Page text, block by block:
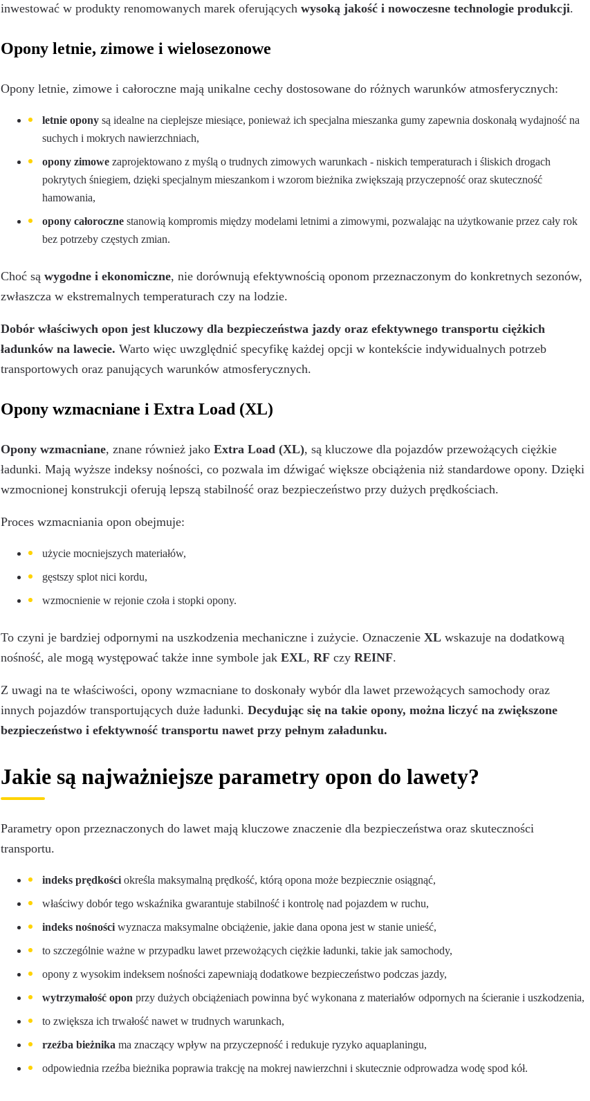
inwestować w produkty renomowanych marek oferujących wysoką jakość i nowoczesne technologie produkcji.
Opony letnie, zimowe i wielosezonowe
Opony letnie, zimowe i całoroczne mają unikalne cechy dostosowane do różnych warunków atmosferycznych:
letnie opony są idealne na cieplejsze miesiące, ponieważ ich specjalna mieszanka gumy zapewnia doskonałą wydajność na
suchych i mokrych nawierzchniach,
opony zimowe zaprojektowano z myślą o trudnych zimowych warunkach - niskich temperaturach i śliskich drogach
pokrytych śniegiem, dzięki specjalnym mieszankom i wzorom bieżnika zwiększają przyczepność oraz skuteczność
hamowania,
opony całoroczne stanowią kompromis między modelami letnimi a zimowymi, pozwalając na użytkowanie przez cały rok
bez potrzeby częstych zmian.
Choć są wygodne i ekonomiczne, nie dorównują efektywnością oponom przeznaczonym do konkretnych sezonów,
zwłaszcza w ekstremalnych temperaturach czy na lodzie.
Dobór właściwych opon jest kluczowy dla bezpieczeństwa jazdy oraz efektywnego transportu ciężkich
ładunków na lawecie. Warto więc uwzględnić specyfikę każdej opcji w kontekście indywidualnych potrzeb
transportowych oraz panujących warunków atmosferycznych.
Opony wzmacniane i Extra Load (XL)
Opony wzmacniane, znane również jako Extra Load (XL), są kluczowe dla pojazdów przewożących ciężkie
ładunki. Mają wyższe indeksy nośności, co pozwala im dźwigać większe obciążenia niż standardowe opony. Dzięki
wzmocnionej konstrukcji oferują lepszą stabilność oraz bezpieczeństwo przy dużych prędkościach.
Proces wzmacniania opon obejmuje:
użycie mocniejszych materiałów,
gęstszy splot nici kordu,
wzmocnienie w rejonie czoła i stopki opony.
To czyni je bardziej odpornymi na uszkodzenia mechaniczne i zużycie. Oznaczenie XL wskazuje na dodatkową
nośność, ale mogą występować także inne symbole jak EXL, RF czy REINF.
Z uwagi na te właściwości, opony wzmacniane to doskonały wybór dla lawet przewożących samochody oraz
innych pojazdów transportujących duże ładunki. Decydując się na takie opony, można liczyć na zwiększone
bezpieczeństwo i efektywność transportu nawet przy pełnym załadunku.
Jakie są najważniejsze parametry opon do lawety?
Parametry opon przeznaczonych do lawet mają kluczowe znaczenie dla bezpieczeństwa oraz skuteczności
transportu.
indeks prędkości określa maksymalną prędkość, którą opona może bezpiecznie osiągnąć,
właściwy dobór tego wskaźnika gwarantuje stabilność i kontrolę nad pojazdem w ruchu,
indeks nośności wyznacza maksymalne obciążenie, jakie dana opona jest w stanie unieść,
to szczególnie ważne w przypadku lawet przewożących ciężkie ładunki, takie jak samochody,
opony z wysokim indeksem nośności zapewniają dodatkowe bezpieczeństwo podczas jazdy,
wytrzymałość opon przy dużych obciążeniach powinna być wykonana z materiałów odpornych na ścieranie i uszkodzenia,
to zwiększa ich trwałość nawet w trudnych warunkach,
rzeźba bieżnika ma znaczący wpływ na przyczepność i redukuje ryzyko aquaplaningu,
odpowiednia rzeźba bieżnika poprawia trakcję na mokrej nawierzchni i skutecznie odprowadza wodę spod kół.